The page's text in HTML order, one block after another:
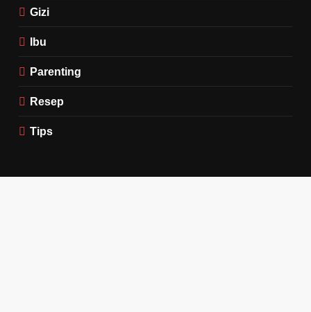
Gizi
Ibu
Parenting
Resep
Tips